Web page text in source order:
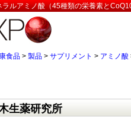
ラルアミノ酸（45種類の栄養素と
食品 > 製品 > サプリメント > アミノ酸
生薬研究所